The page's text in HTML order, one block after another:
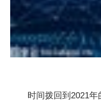
时间拨回到2021